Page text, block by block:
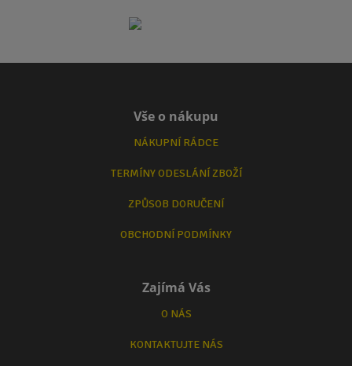
Vše o nákupu
NÁKUPNÍ RÁDCE
TERMÍNY ODESLÁNÍ ZBOŽÍ
ZPŮSOB DORUČENÍ
OBCHODNÍ PODMÍNKY
Zajímá Vás
O NÁS
KONTAKTUJTE NÁS